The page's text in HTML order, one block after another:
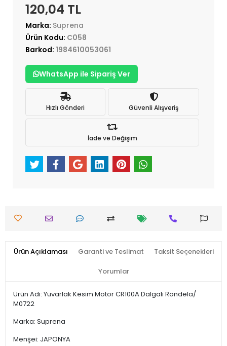
120,04 TL
Marka: Suprena
Ürün Kodu: C058
Barkod: 1984610053061
WhatsApp ile Sipariş Ver
Hızlı Gönderi Güvenli Alışveriş
İade ve Değişim
Ürün Açıklaması Garanti ve Teslimat Taksit Seçenekleri
Yorumlar
Ürün Adı: Yuvarlak Kesim Motor CR100A Dalgalı Rondela/
M0722
Marka: Suprena
Menşei: JAPONYA